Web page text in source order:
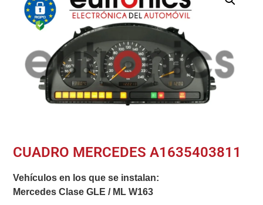
CUADRO MERCEDES A1635403811
Vehículos en los que se instalan:
Mercedes Clase GLE / ML W163